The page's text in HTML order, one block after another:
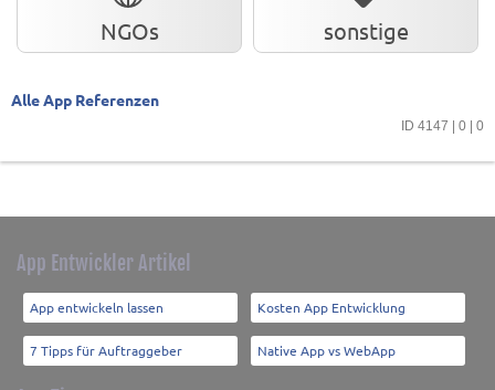
NGOs sonstige
Alle App Referenzen
ID 4147 | 0 | 0
App Entwickler Artikel
App entwickeln lassen Kosten App Entwicklung
7 Tipps für Auftraggeber Native App vs WebApp